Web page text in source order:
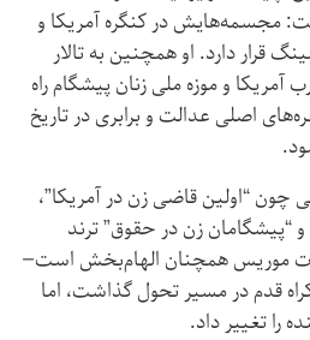
مجسمه‌هایش در کنگره آمریکا و
قرار دارد. او همچنین به تالار
و موزه ملی زنان پیشگام راه
اصلی عدالت و برابری در تاریخ
“اولین قاضی زن در آمریکا”،
“پیشگامان زن در حقوق” ترند
موریس همچنان الهام‌بخش است—
قدم در مسیر تحول گذاشت، اما
را تغییر داد.